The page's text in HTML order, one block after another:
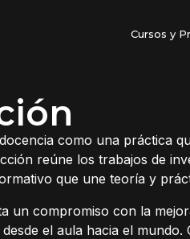
Cursos y
como una práctica
reúne los trabajos de
que une teoría y
un compromiso con la
el aula hacia el